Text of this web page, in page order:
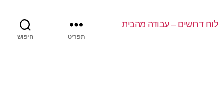
לוח דרושים – עבודה מהבית
תפריט חיפוש